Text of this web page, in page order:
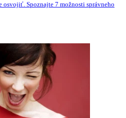
osvojiť. Spoznajte 7 možnosti správneho